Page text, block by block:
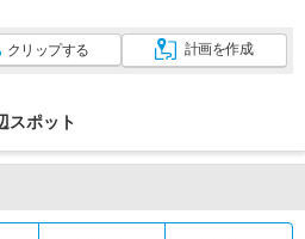
クリップする 計画を作成
スポット